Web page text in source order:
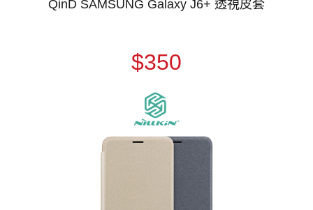
QinD SAMSUNG Galaxy J6+ 透視皮套
$350